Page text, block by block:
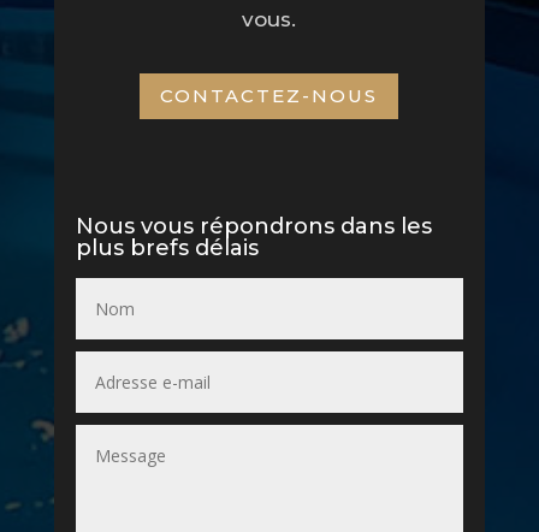
vous.
CONTACTEZ-NOUS
Nous vous répondrons dans les
plus brefs délais